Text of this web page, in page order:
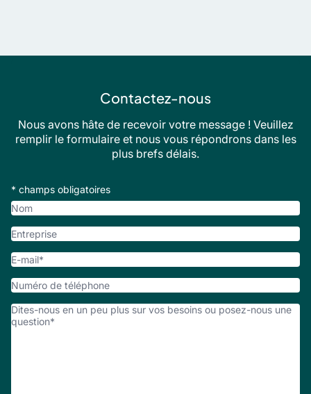
Contactez-nous
Nous avons hâte de recevoir votre message ! Veuillez
remplir le formulaire et nous vous répondrons dans les
plus brefs délais.
* champs obligatoires
Nom
Entreprise
E-
Numéro
téléphone
Comment
pouvpons-